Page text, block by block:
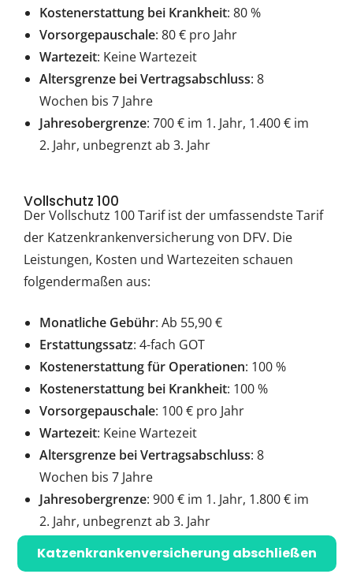
Kostenerstattung bei Krankheit: 80 %
Vorsorgepauschale: 80 € pro Jahr
Wartezeit: Keine Wartezeit
Altersgrenze bei Vertragsabschluss: 8
Wochen bis 7 Jahre
Jahresobergrenze: 700 € im 1. Jahr, 1.400 € im
2. Jahr, unbegrenzt ab 3. Jahr
Vollschutz 100
Der Vollschutz 100 Tarif ist der umfassendste Tarif
der Katzenkrankenversicherung von DFV. Die
Leistungen, Kosten und Wartezeiten schauen
folgendermaßen aus:
Monatliche Gebühr: Ab 55,90 €
Erstattungssatz: 4-fach GOT
Kostenerstattung für Operationen: 100 %
Kostenerstattung bei Krankheit: 100 %
Vorsorgepauschale: 100 € pro Jahr
Wartezeit: Keine Wartezeit
Altersgrenze bei Vertragsabschluss: 8
Wochen bis 7 Jahre
Jahresobergrenze: 900 € im 1. Jahr, 1.800 € im
2. Jahr, unbegrenzt ab 3. Jahr
Katzenkrankenversicherung abschließen